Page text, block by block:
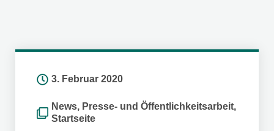
3. Februar 2020
News, Presse- und Öffentlichkeitsarbeit,
Startseite